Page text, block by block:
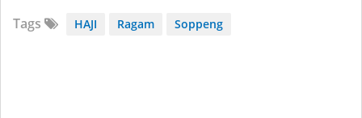
Tags HAJI Ragam Soppeng